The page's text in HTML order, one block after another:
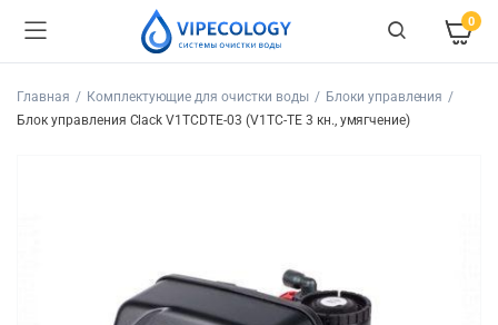
0
Главная Комплектующие для очистки воды
Блоки управления
Блок управления Clack V1TCDTE-03 (V1TC-TE 3 кн., умягчение)